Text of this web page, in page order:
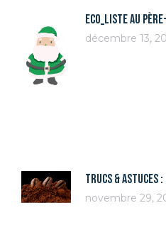
Eco_Liste au
décembre 13,
Trucs & astuces :
novembre 29,